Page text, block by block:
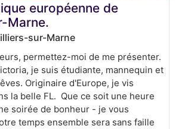
européenne de
Marne.
sur-Marne
permettez-moi de me présenter.
je suis étudiante, mannequin et
Originaire d'Europe, je vis
la belle FL. Que ce soit une heure
soirée de bonheur - je vous
temps ensemble sera sans faille